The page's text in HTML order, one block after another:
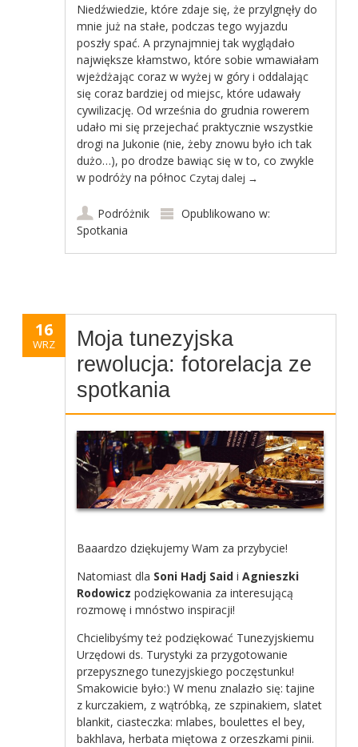
Niedźwiedzie, które zdaje się, że przylgnęły do
mnie już na stałe, podczas tego wyjazdu
poszły spać. A przynajmniej tak wyglądało
największe kłamstwo, które sobie wmawiałam
wjeżdżając coraz w wyżej w góry i oddalając
się coraz bardziej od miejsc, które udawały
cywilizację. Od września do grudnia rowerem
udało mi się przejechać praktycznie wszystkie
drogi na Jukonie (nie, żeby znowu było ich tak
dużo…), po drodze bawiąc się w to, co zwykle
w podróży na północCzytaj dalej →
Podróżnik
Opublikowano w:
Spotkania
16
WRZ
Moja tunezyjska
rewolucja: fotorelacja ze
spotkania
Baaardzo dziękujemy Wam za przybycie!
Natomiast dla Soni Hadj Said iAgnieszki
Rodowicz podziękowania za interesującą
rozmowę i mnóstwo inspiracji!
Chcielibyśmy też podziękować Tunezyjskiemu
Urzędowi ds. Turystyki za przygotowanie
przepysznego tunezyjskiego poczęstunku!
Smakowicie było:) W menu znalazło się: tajine
z kurczakiem, z wątróbką, ze szpinakiem, slatet
blankit, ciasteczka: mlabes, boulettes el bey,
bakhlava, herbata miętowa z orzeszkami pinii.